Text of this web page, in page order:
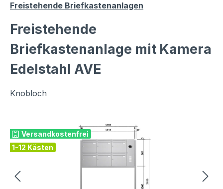
Freistehende Briefkastenanlagen
Freistehende
Briefkastenanlage mit Kamera
Edelstahl AVE
Knobloch
Versandkostenfrei
1-12 Kästen